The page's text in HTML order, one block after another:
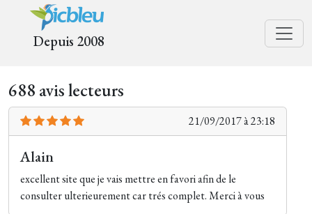
Depuis 2008
688 avis lecteurs
21/09/2017 à 23:18
Alain
excellent site que je vais mettre en favori afin de le
consulter ulterieurement car trés complet. Merci à vous